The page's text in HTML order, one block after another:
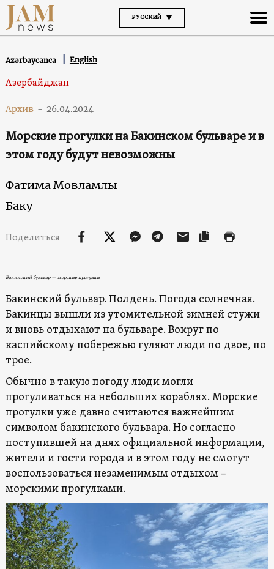
РУССКИЙ
Azərbaycanca English
Азербайджан
Архив - 26.04.2024
Морские прогулки на Бакинском бульваре и в
этом году будут невозможны
Фатима Мовламлы
Баку
Поделиться
Бакинский бульвар — морские прогулки
Бакинский бульвар. Полдень. Погода солнечная.
Бакинцы вышли из утомительной зимней стужи
и вновь отдыхают на бульваре. Вокруг по
каспийскому побережью гуляют люди по двое, по
трое.
Обычно в такую ​​погоду люди могли
прогуливаться на небольших кораблях. Морские
прогулки уже давно считаются важнейшим
символом бакинского бульвара. Но согласно
поступившей на днях официальной информации,
жители и гости города и в этом году не смогут
воспользоваться незаменимым отдыхом –
морскими прогулками.